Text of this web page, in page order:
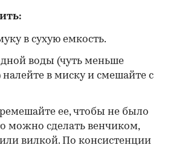
в сухую емкость.
воды (чуть меньше
в миску и смешайте с
ее, чтобы не было
можно сделать венчиком,
вилкой. По консистенции